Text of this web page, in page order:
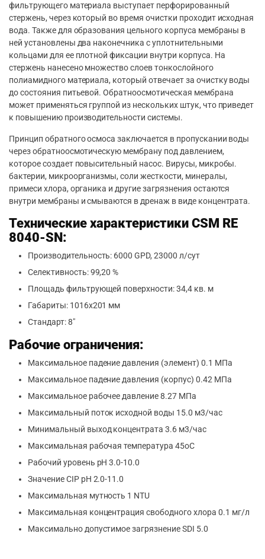
фильтрующего материала выступает перфорированный
стержень, через который во время очистки проходит исходная
вода. Также для образования цельного корпуса мембраны в
ней установлены два наконечника с уплотнительными
кольцами для ее плотной фиксации внутри корпуса. На
стержень нанесено множество слоев тонкослойного
полиамидного материала, который отвечает за очистку воды
до состояния питьевой. Обратноосмотическая мембрана
может применяться группой из нескольких штук, что приведет
к повышению производительности системы.
Принцип обратного осмоса заключается в пропускании воды
через обратноосмотическую мембрану под давлением,
которое создает повысительный насос. Вирусы, микробы.
бактерии, микроорганизмы, соли жесткости, минералы,
примеси хлора, органика и другие загрязнения остаются
внутри мембраны и смываются в дренаж в виде концентрата.
Технические характеристики CSM RE
8040-SN:
Производительность: 6000 GPD, 23000 л/сут
Селективность: 99,20 %
Площадь фильтрующей поверхности: 34,4 кв. м
Габариты: 1016х201 мм
Стандарт: 8″
Рабочие ограничения:
Максимальное падение давления (элемент) 0.1 МПа
Максимальное падение давления (корпус) 0.42 МПа
Максимальное рабочее давление 8.27 МПа
Максимальный поток исходной воды 15.0 м3/час
Минимальный выход концентрата 3.6 м3/час
Максимальная рабочая температура 45оС
Рабочий уровень pH 3.0-10.0
Значение CIP pH 2.0-11.0
Максимальная мутность 1 NTU
Максимальная концентрация свободного хлора 0.1 мг/л
Максимально допустимое загрязнение SDI 5.0